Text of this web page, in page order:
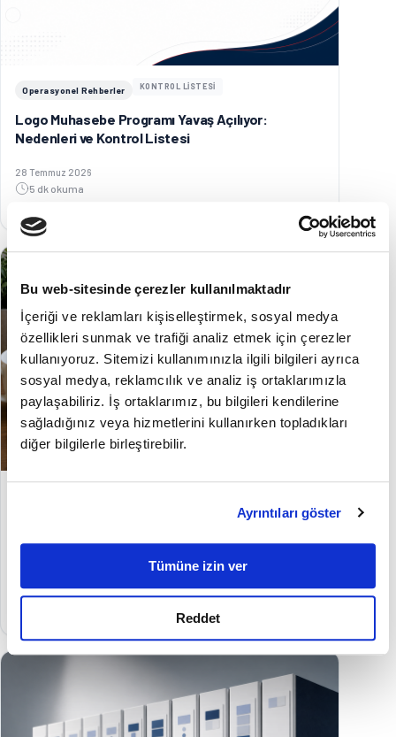
Bu web-sitesinde çerezler kullanılmaktadır
İçeriği ve reklamları kişiselleştirmek, sosyal medya
özellikleri sunmak ve trafiği analiz etmek için çerezler
kullanıyoruz. Sitemizi kullanımınızla ilgili bilgileri ayrıca
sosyal medya, reklamcılık ve analiz iş ortaklarımızla
paylaşabiliriz. İş ortaklarımız, bu bilgileri kendilerine
sağladığınız veya hizmetlerini kullanırken topladıkları
diğer bilgilerle birleştirebilir.
Ayrıntıları göster
Tümüne izin ver
Reddet
Operasyonel Rehberler KONTROL LİSTESİ
Logo Muhasebe Programı Yavaş Açılıyor:
Nedenleri ve Kontrol Listesi
Yayınlanma tarihi:
28 Temmuz 2026
5 dk okuma
Logo ERP Püf Noktaları: Operasyonel Kısayol ve
Verimlilik Rehberi
3 dk okuma